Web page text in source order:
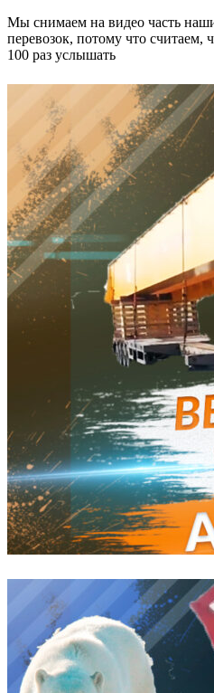
Мы снимаем на видео часть
перевозок, потому что считаем,
100 раз услышать